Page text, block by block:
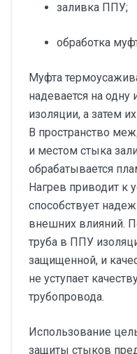
заливка ППУ;
обработка
Муфта
надевается на
изоляции, а затем
В пространство
и местом стыка
обрабатывается
Нагрев приводит к
способствует
внешних влияний.
труба в ППУ
защищенной, и
не уступает
трубопровода.
Использование
защиты стыков